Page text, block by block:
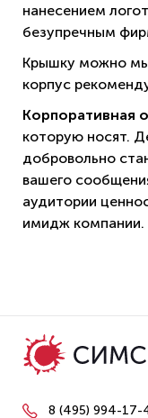
нанесением
безупречным
Крышку можно
корпус
Корпоративная
которую носят.
добровольно
вашего
аудитории
имидж компании.
8 (495) 994-17-